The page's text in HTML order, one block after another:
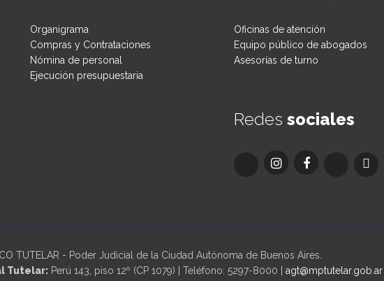
Organigrama
Compras y Contrataciones
Nómina de personal
Ejecución presupuestaria
Oficinas de atención
Equipo público de abogados
Asesorías de turno
Redes sociales
TUTELAR - Poder Judicial de la Ciudad Autónoma de Buenos Aires.
Tutelar: Perú 143, piso 12º (CP 1079) | Teléfono: 5297-8000 | agt@mptutelar.gob.ar